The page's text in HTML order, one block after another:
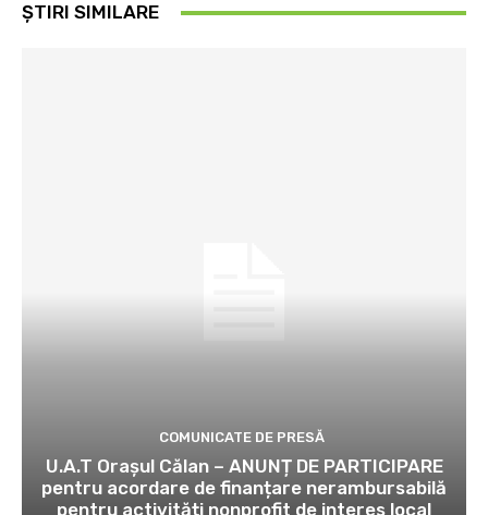
ȘTIRI SIMILARE
COMUNICATE DE PRESĂ
U.A.T Orașul Călan – ANUNȚ DE PARTICIPARE
pentru acordare de finanțare nerambursabilă
pentru activități nonprofit de interes local